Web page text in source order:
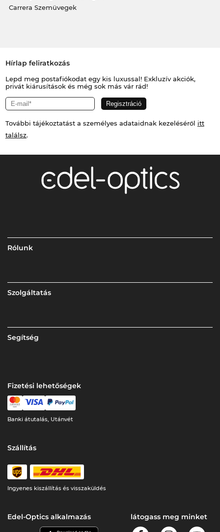
Carrera Szemüvegek
Hírlap feliratkozás
Lepd meg postafiókodat egy kis luxussal! Exkluzív akciók,
privát kiárusítások és még sok más vár rád!
További tájékoztatást a személyes adataidnak kezeléséről itt
találsz.
Rólunk
Szolgáltatás
Segítség
Fizetési lehetőségek
Banki átutalás, Utánvét
Szállítás
Ingyenes kiszállítás és visszaküldés
Edel-Optics alkalmazás látogass meg minket